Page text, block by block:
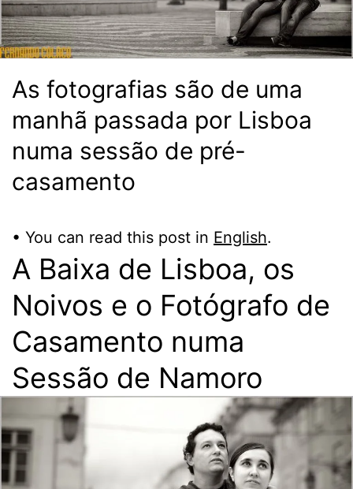
As fotografias são de uma
manhã passada por Lisboa
numa sessão de pré-
casamento
• You can read this post in English.
A Baixa de Lisboa, os
Noivos e o Fotógrafo de
Casamento numa
Sessão de Namoro